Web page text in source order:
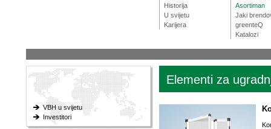
Historija
U svijetu
Karijera
Asortiman
Jaki
greenteQ
Katalozi
VBH u svijetu
Investitori
Elementi za